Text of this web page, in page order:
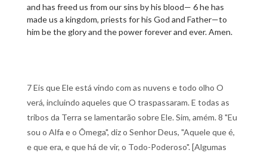
and has freed us from our sins by his blood— 6 he has
made us a kingdom, priests for his God and Father—to
him be the glory and the power forever and ever. Amen.
7 Eis que Ele está vindo com as nuvens e todo olho O
verá, incluindo aqueles que O traspassaram. E todas as
tribos da Terra se lamentarão sobre Ele. Sim, amém. 8 "Eu
sou o Alfa e o Ômega", diz o Senhor Deus, "Aquele que é,
e que era, e que há de vir, o Todo-Poderoso". [Algumas